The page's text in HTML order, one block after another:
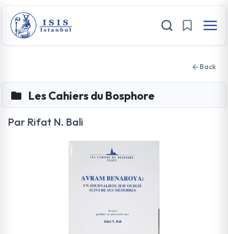
Back
Les Cahiers du Bosphore
Par Rifat N. Bali